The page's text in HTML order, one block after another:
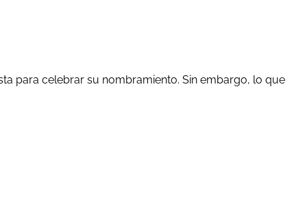
para celebrar su nombramiento. Sin embargo, lo que